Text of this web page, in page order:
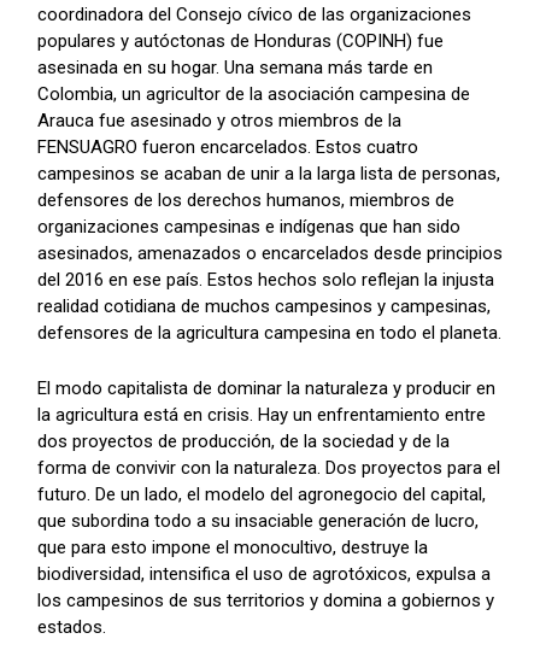
coordinadora del Consejo cívico de las organizaciones
populares y autóctonas de Honduras (COPINH) fue
asesinada en su hogar. Una semana más tarde en
Colombia, un agricultor de la asociación campesina de
Arauca fue asesinado y otros miembros de la
FENSUAGRO fueron encarcelados. Estos cuatro
campesinos se acaban de unir a la larga lista de personas,
defensores de los derechos humanos, miembros de
organizaciones campesinas e indígenas que han sido
asesinados, amenazados o encarcelados desde principios
del 2016 en ese país. Estos hechos solo reflejan la injusta
realidad cotidiana de muchos campesinos y campesinas,
defensores de la agricultura campesina en todo el planeta.
El modo capitalista de dominar la naturaleza y producir en
la agricultura está en crisis. Hay un enfrentamiento entre
dos proyectos de producción, de la sociedad y de la
forma de convivir con la naturaleza. Dos proyectos para el
futuro. De un lado, el modelo del agronegocio del capital,
que subordina todo a su insaciable generación de lucro,
que para esto impone el monocultivo, destruye la
biodiversidad, intensifica el uso de agrotóxicos, expulsa a
los campesinos de sus territorios y domina a gobiernos y
estados.